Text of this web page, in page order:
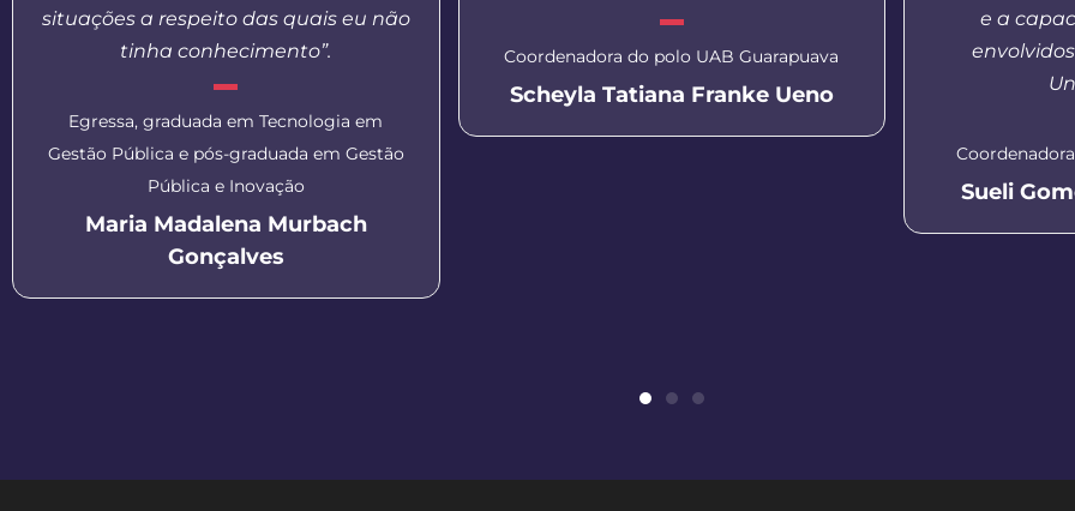
situações a respeito das quais eu não
tinha conhecimento”.
Egressa, graduada em Tecnologia em
Gestão Pública e pós-graduada em Gestão
Pública e Inovação
Maria Madalena Murbach
Gonçalves
Coordenadora do polo UAB Guarapuava
Scheyla Tatiana Franke Ueno
e a
Sueli